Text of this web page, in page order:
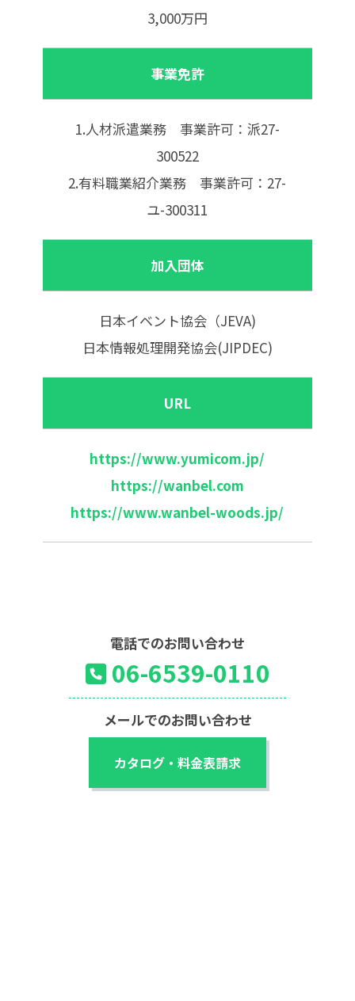
3,000万円
事業免許
1.人材派遣業務 事業許可：派27-
300522
2.有料職業紹介業務 事業許可：27-
ユ-300311
加入団体
日本イベント協会（JEVA)
日本情報処理開発協会(JIPDEC)
URL
https://www.yumicom.jp/
https://wanbel.com
https://www.wanbel-woods.jp/
電話でのお問い合わせ
06-6539-0110
メールでのお問い合わせ
カタログ・料金表請求